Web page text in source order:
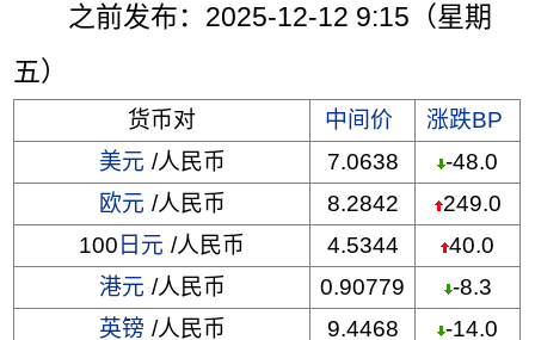
之前发布：2025-12-12 9:15（星期
五）
货币对 中间价
涨跌BP
美元 /人民币 7.0638
-48.0
欧元 /人民币 8.2842
249.0
100 日元 /人民币 4.5344
40.0
港元 /人民币 0.90779
-8.3
英镑 /人民币 9.4468
-14.0